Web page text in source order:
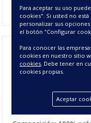
Plaid Ártico -
Para aceptar su uso
cookies". Si usted no
personalizar sus
el botón "Configurar
Para conocer las
cookies en nuestro sitio
cookies. Debe tener en
cookies propias.
Aceptar